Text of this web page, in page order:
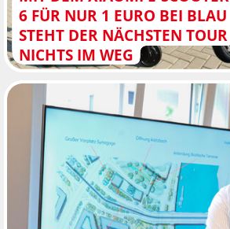
6 FÜR NUR 1 EURO BEI BLAU
STEHT DER NÄCHSTEN TOUR
NICHTS IM WEG